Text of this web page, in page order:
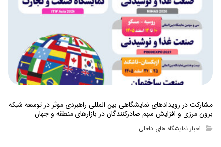
مشارکت در رویدادهای نمایشگاهی بین المللی راهبردی موثر در توسعه شبکه
برون مرزی و افزایش سهم صادرکنندگان در بازارهای منطقه و جهان
اخبار نمایشگاه های داخلی